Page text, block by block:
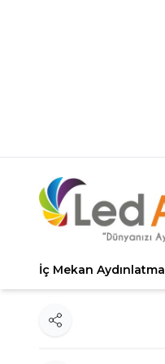
İç Mekan Aydınlatma
Paylaş